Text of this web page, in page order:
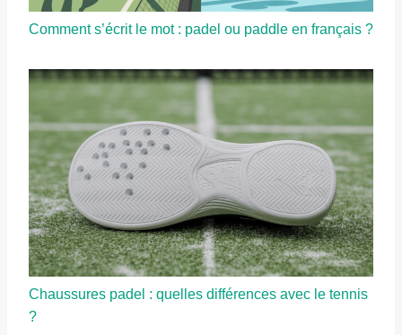
Comment s’écrit le mot : padel ou paddle en français ?
Chaussures padel : quelles différences avec le tennis
?